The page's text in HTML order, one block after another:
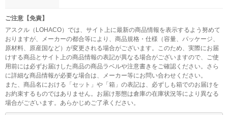
ご注意【免責】
アスクル（LOHACO）では、サイト上に最新の商品情報を表示するよう努めて
おりますが、メーカーの都合等により、商品規格・仕様（容量、パッケージ、
原材料、原産国など）が変更される場合がございます。このため、実際にお届
けする商品とサイト上の商品情報の表記が異なる場合がございますので、ご使
用前には必ずお届けした商品の商品ラベルや注意書きをご確認ください。さら
に詳細な商品情報が必要な場合は、メーカー等にお問い合わせください。
また、商品名における「セット」や「箱」の表記は、必ずしも箱でのお届けを
お約束するものではありません。お届け形態は倉庫の在庫状況等により異なる
場合がございます。あらかじめご了承ください。